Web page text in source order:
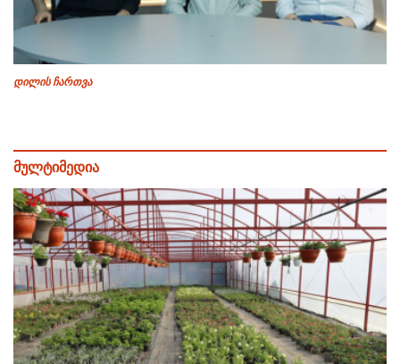
დილის ჩართვა
მულტიმედია